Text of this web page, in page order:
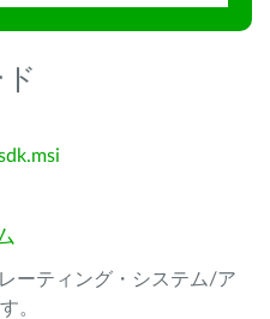
ーティング・システム/ア
。